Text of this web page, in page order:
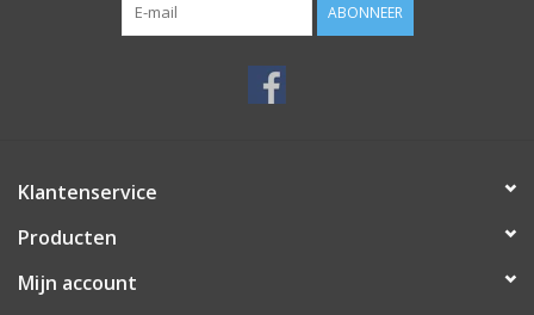
NIEUW! Pedicure producten
ABONNEER
Klantenservice
Producten
Mijn account